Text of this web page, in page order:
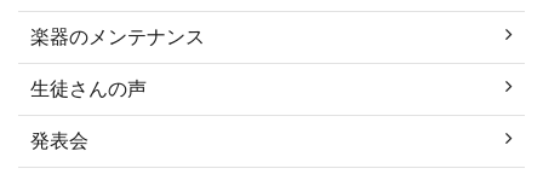
楽器のメンテナンス
生徒さんの声
発表会